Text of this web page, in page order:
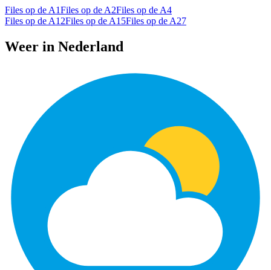
Files op de A1Files op de A2Files op de A4
Files op de A12Files op de A15Files op de A27
Weer in Nederland